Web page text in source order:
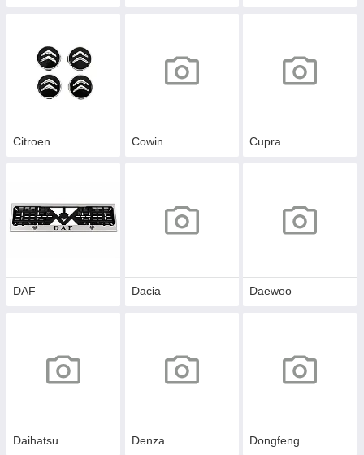
Citroen Cowin Cupra
DAF Dacia Daewoo
Daihatsu Denza Dongfeng